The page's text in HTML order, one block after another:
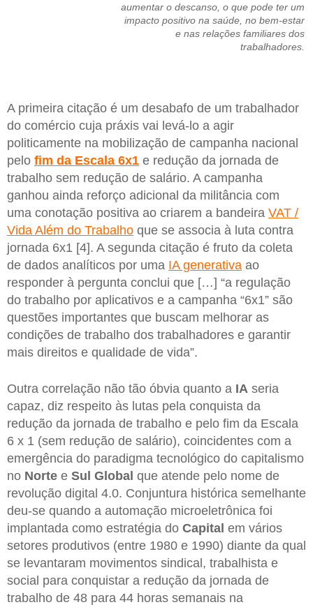
aumentar o descanso, o que pode ter um
impacto positivo na saúde, no bem-estar
e nas relações familiares dos
trabalhadores.
A primeira citação é um desabafo de um trabalhador
do comércio cuja práxis vai levá-lo a agir
politicamente na mobilização de campanha nacional
pelo fim da Escala 6x1 e redução da jornada de
trabalho sem redução de salário. A campanha
ganhou ainda reforço adicional da militância com
uma conotação positiva ao criarem a bandeira VAT /
Vida Além do Trabalho que se associa à luta contra
jornada 6x1 [4]. A segunda citação é fruto da coleta
de dados analíticos por uma IA generativa ao
responder à pergunta conclui que […] “a regulação
do trabalho por aplicativos e a campanha “6x1” são
questões importantes que buscam melhorar as
condições de trabalho dos trabalhadores e garantir
mais direitos e qualidade de vida”.
Outra correlação não tão óbvia quanto a IA seria
capaz, diz respeito às lutas pela conquista da
redução da jornada de trabalho e pelo fim da Escala
6 x 1 (sem redução de salário), coincidentes com a
emergência do paradigma tecnológico do capitalismo
no Norte e Sul Global que atende pelo nome de
revolução digital 4.0. Conjuntura histórica semelhante
deu-se quando a automação microeletrônica foi
implantada como estratégia do Capital em vários
setores produtivos (entre 1980 e 1990) diante da qual
se levantaram movimentos sindical, trabalhista e
social para conquistar a redução da jornada de
trabalho de 48 para 44 horas semanais na